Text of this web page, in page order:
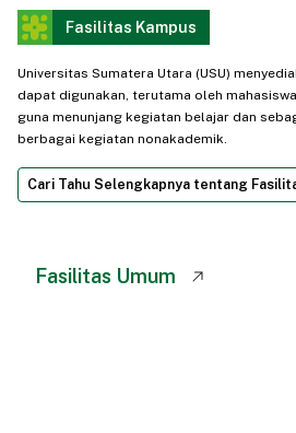
Fasilitas Umum
Fasilitas Kampus
Universitas Sumatera Utara (USU)
dapat digunakan, terutama oleh
guna menunjang kegiatan belajar dan
berbagai kegiatan nonakademik.
Cari Tahu Selengkapnya tentang